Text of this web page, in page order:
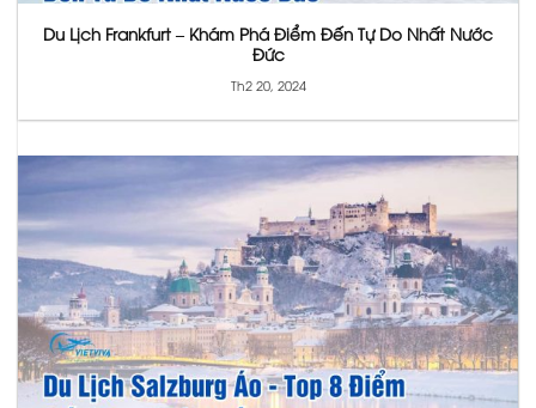
Du Lịch Frankfurt – Khám Phá Điểm Đến Tự Do Nhất Nước
Đức
Th2 20, 2024